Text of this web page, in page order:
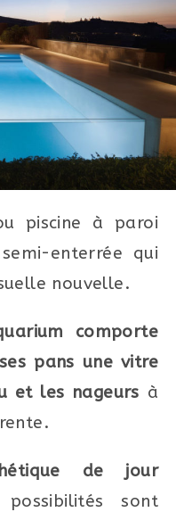
piscine à paroi
enterrée qui
nouvelle.
comporte
pans une vitre
et les nageurs à
de jour
sont